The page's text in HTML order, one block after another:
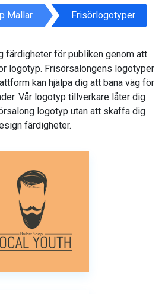
Mallar Frisörlogotyper
färdigheter för publiken genom att
logotyp. Frisörsalongens logotyper
kan hjälpa dig att bana väg för
Vår logotyp tillverkare låter dig
logotyp utan att skaffa dig
färdigheter.